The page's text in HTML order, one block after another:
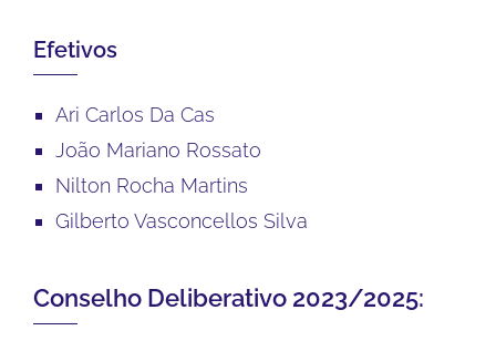
Efetivos
Ari Carlos Da Cas
João Mariano Rossato
Nilton Rocha Martins
Gilberto Vasconcellos Silva
Conselho Deliberativo 2023/2025: